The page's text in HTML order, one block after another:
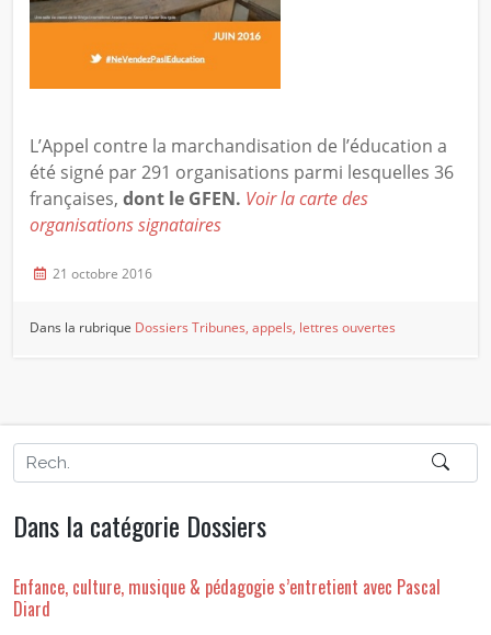
L’Appel contre la marchandisation de l’éducation a
été signé par 291 organisations parmi lesquelles 36
françaises, dont le GFEN. Voir la carte des
organisations signataires
21 octobre 2016
Dans la rubrique Dossiers Tribunes, appels, lettres ouvertes
Dans la catégorie Dossiers
Enfance, culture, musique & pédagogie s’entretient avec Pascal
Diard